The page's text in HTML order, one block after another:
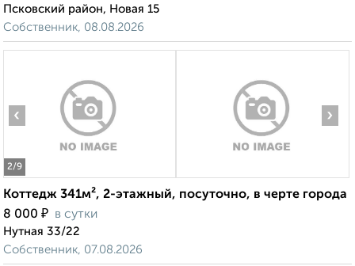
Псковский район, Новая 15
Собственник, 08.08.2026
2/9
‹ ›
Коттедж 341м², 2-этажный, посуточно, в черте города
8 000 ₽ в сутки
Нутная 33/22
Собственник, 07.08.2026